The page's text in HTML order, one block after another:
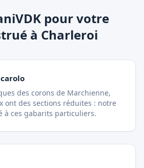
pour votre
à Charleroi
des corons de Marchienne,
ont des sections réduites : notre
à ces gabarits particuliers.